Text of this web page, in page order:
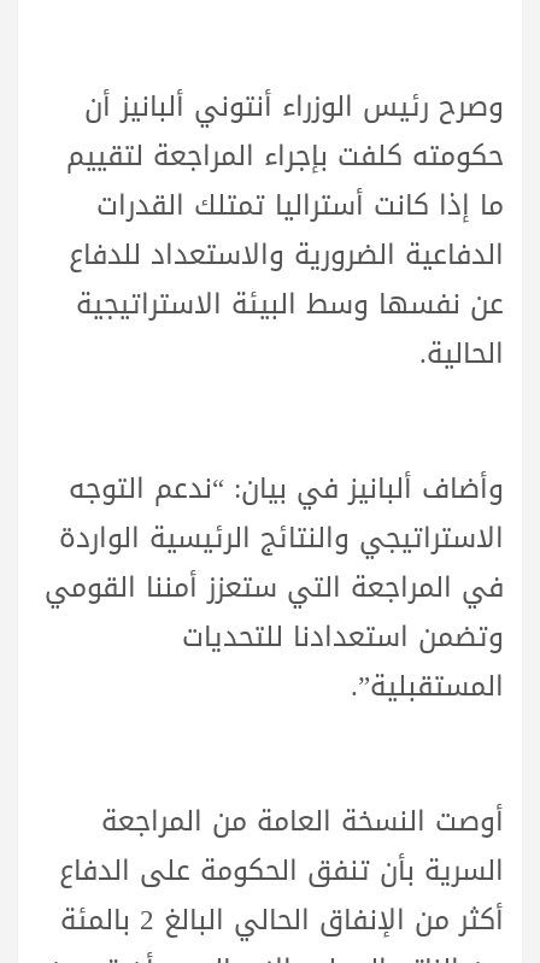
وصرح رئيس الوزراء أنتوني ألبانيز أن
حكومته كلفت بإجراء المراجعة لتقييم
ما إذا كانت أستراليا تمتلك القدرات
الدفاعية الضرورية والاستعداد للدفاع
عن نفسها وسط البيئة الاستراتيجية
الحالية.
وأضاف ألبانيز في بيان: “ندعم التوجه
الاستراتيجي والنتائج الرئيسية الواردة
في المراجعة التي ستعزز أمننا القومي
وتضمن استعدادنا للتحديات
المستقبلية”.
أوصت النسخة العامة من المراجعة
السرية بأن تنفق الحكومة على الدفاع
أكثر من الإنفاق الحالي البالغ 2 بالمئة